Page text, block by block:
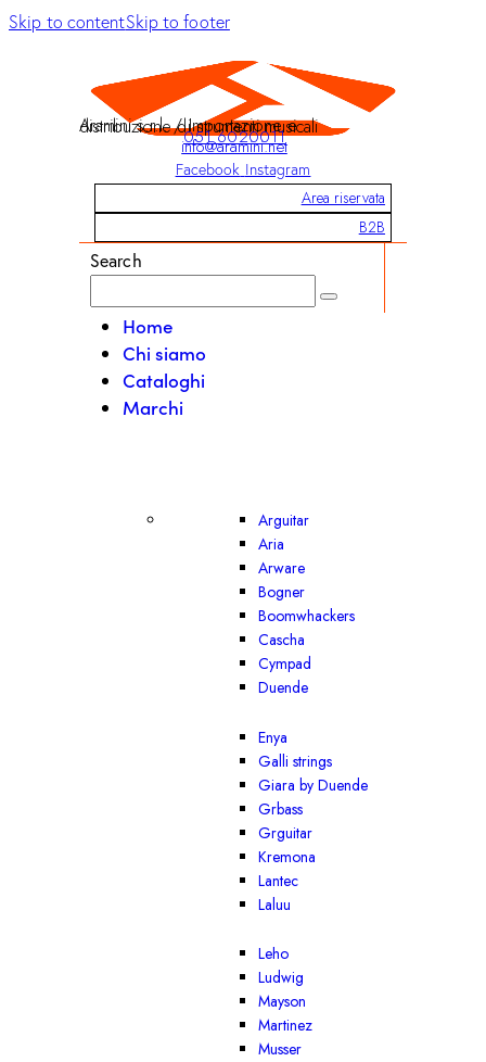
Skip to contentSkip to footer
Aramini s.r.l. / Importazione e distribuzione di strumenti musicali
051 6020011
info@aramini.net
Facebook Instagram
Area riservata
B2B
Search
Home
Chi siamo
Cataloghi
Marchi
Arguitar
Aria
Arware
Bogner
Boomwhackers
Cascha
Cympad
Duende
Enya
Galli strings
Giara by Duende
Grbass
Grguitar
Kremona
Lantec
Laluu
Leho
Ludwig
Mayson
Martinez
Musser